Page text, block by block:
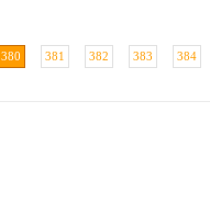
380 381 382 383 384